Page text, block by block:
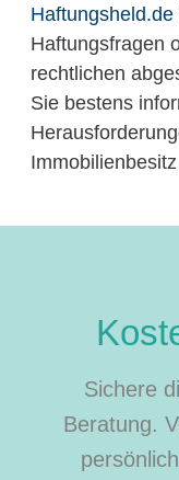
Haftungsheld.de
Haftungsfragen
rechtlichen
Sie bestens
Sichere
Beratung.